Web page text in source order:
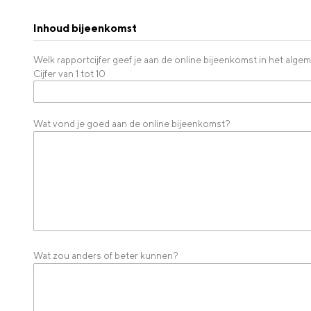
Inhoud bijeenkomst
Welk rapportcijfer geef je aan de online bijeenkomst in het
Cijfer van 1 tot 10
Wat vond je goed aan de online bijeenkomst?
Wat zou anders of beter kunnen?